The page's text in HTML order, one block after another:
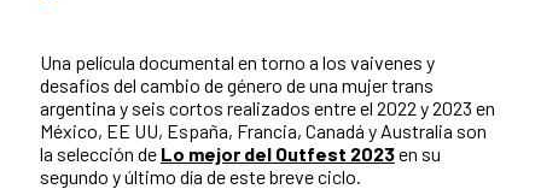
Una película documental en torno a los vaivenes y
desafíos del cambio de género de una mujer trans
argentina y seis cortos realizados entre el 2022 y 2023 en
México, EE UU, España, Francia, Canadá y Australia son
la selección de Lo mejor del Outfest 2023en su
segundo y último día de este breve ciclo.